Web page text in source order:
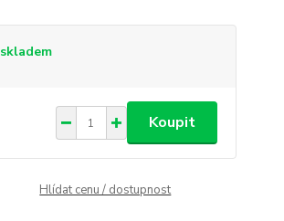
skladem
Koupit
Hlídat cenu / dostupnost